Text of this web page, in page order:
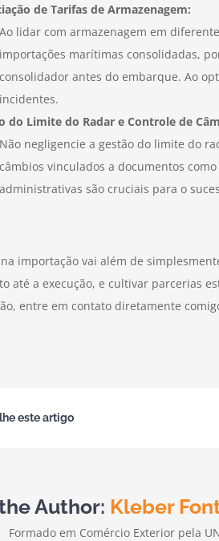
de Tarifas de Armazenagem:
Ao lidar com armazenagem em
importações marítimas consolidadas,
consolidador antes do embarque. Ao
incidentes.
do Limite do Radar e Controle de
Não negligencie a gestão do limite do
câmbios vinculados a documentos
administrativas são cruciais para o
importação vai além de
até a execução, e cultivar parcerias
entre em contato diretamente
este artigo
Author: Kleber
Formado em Comércio Exterior pela